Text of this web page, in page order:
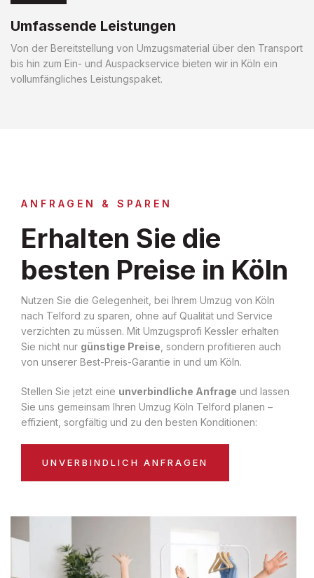
Umfassende Leistungen
Von der Bereitstellung von Umzugsmaterial über den Transport
bis hin zum Ein- und Auspackservice bieten wir in Köln ein
vollumfängliches Leistungspaket.
ANFRAGEN & SPAREN
Erhalten Sie die
besten Preise in Köln
Nutzen Sie die Gelegenheit, bei Ihrem Umzug von Köln
nach Telford zu sparen, ohne auf Qualität und Service
verzichten zu müssen. Mit Umzugsprofi Kessler erhalten
Sie nicht nur günstige Preise , sondern profitieren auch
von unserer Best-Preis-Garantie in und um Köln.
Stellen Sie jetzt eine unverbindliche Anfrage und lassen
Sie uns gemeinsam Ihren Umzug Köln Telford planen –
effizient, sorgfältig und zu den besten Konditionen:
UNVERBINDLICH ANFRAGEN